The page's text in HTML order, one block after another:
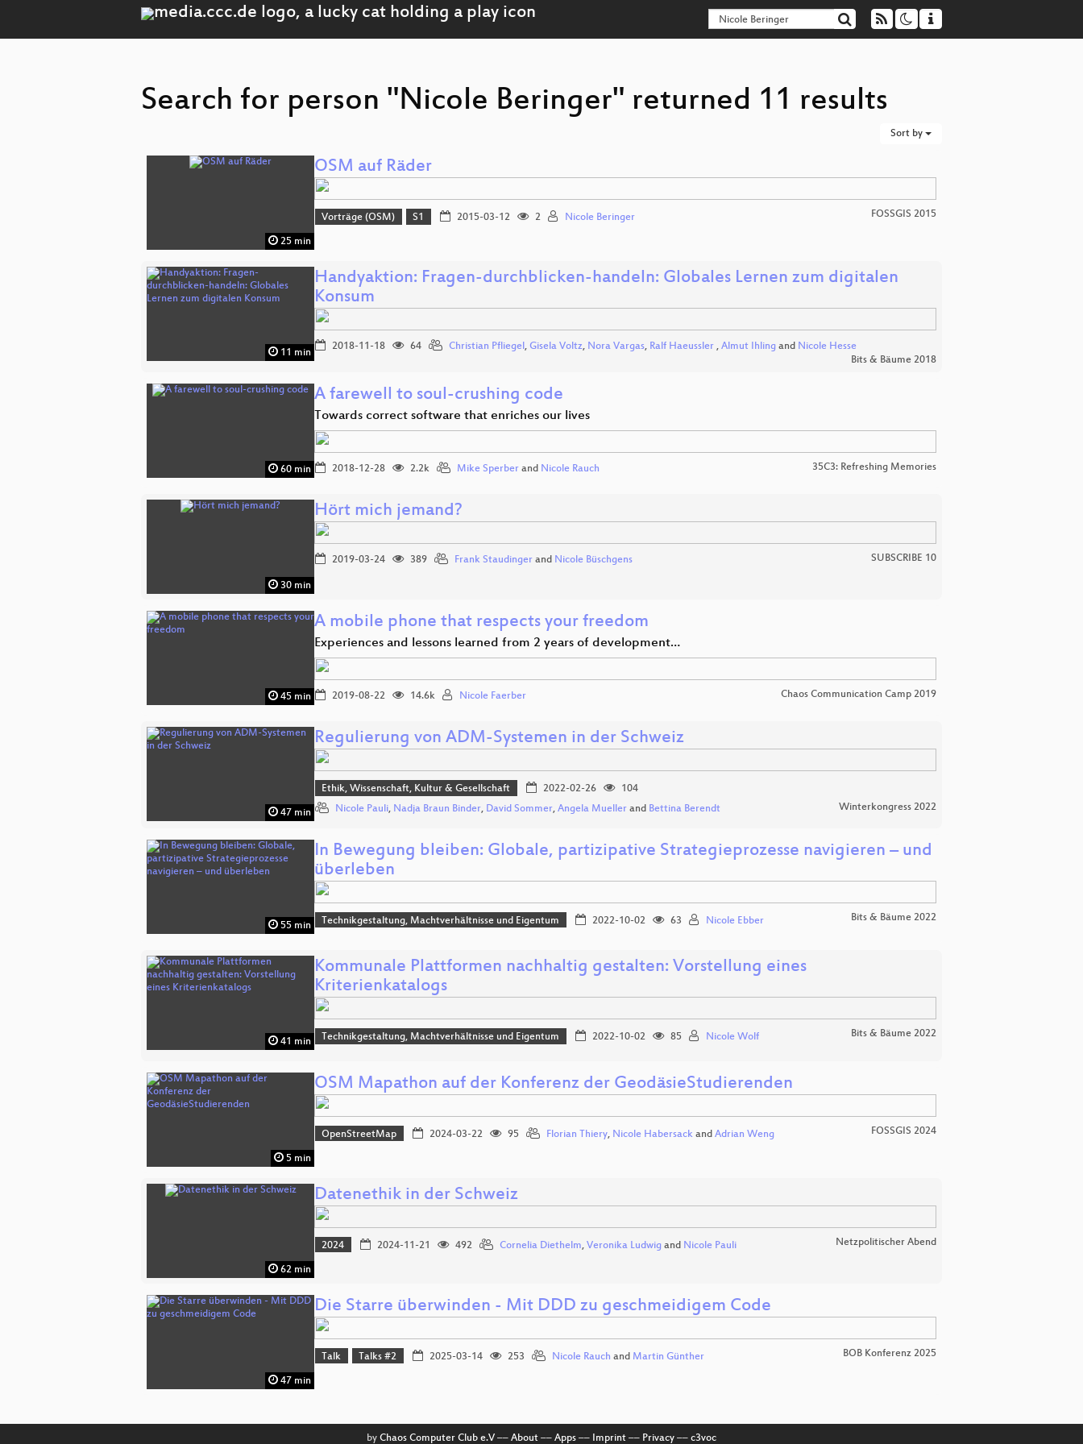
Search for person "Nicole Beringer" returned 11 results
Sort by
25 min
OSM auf Räder
Vorträge (OSM) S1 2015-03-12 2 Nicole Beringer FOSSGIS 2015
11 min
Handyaktion: Fragen-durchblicken-handeln: Globales Lernen zum digitalen
Konsum
2018-11-18 64 Christian Pfliegel, Gisela Voltz, Nora Vargas, Ralf Haeussler , Almut Ihling and Nicole Hesse
Bits & Bäume 2018
60 min
A farewell to soul-crushing code
Towards correct software that enriches our lives
2018-12-28 2.2k Mike Sperber and Nicole Rauch 35C3: Refreshing Memories
30 min
Hört mich jemand?
2019-03-24 389 Frank Staudinger and Nicole Büschgens SUBSCRIBE 10
45 min
A mobile phone that respects your freedom
Experiences and lessons learned from 2 years of development…
2019-08-22 14.6k Nicole Faerber Chaos Communication Camp 2019
47 min
Regulierung von ADM-Systemen in der Schweiz
Ethik, Wissenschaft, Kultur & Gesellschaft 2022-02-26
104
Nicole Pauli, Nadja Braun Binder, David Sommer, Angela Mueller and Bettina Berendt Winterkongress 2022
55 min
In Bewegung bleiben: Globale, partizipative Strategieprozesse navigieren – und
überleben
Technikgestaltung, Machtverhältnisse und Eigentum 2022-10-02 63 Nicole Ebber Bits & Bäume 2022
41 min
Kommunale Plattformen nachhaltig gestalten: Vorstellung eines
Kriterienkatalogs
Technikgestaltung, Machtverhältnisse und Eigentum 2022-10-02 85 Nicole Wolf Bits & Bäume 2022
5 min
OSM Mapathon auf der Konferenz der GeodäsieStudierenden
OpenStreetMap 2024-03-22 95 Florian Thiery, Nicole Habersackand Adrian Weng FOSSGIS 2024
62 min
Datenethik in der Schweiz
2024 2024-11-21 492 Cornelia Diethelm, Veronika Ludwigand Nicole Pauli Netzpolitischer Abend
47 min
Die Starre überwinden - Mit DDD zu geschmeidigem Code
Talk Talks #2 2025-03-14 253 Nicole Rauch and Martin Günther BOB Konferenz 2025
by Chaos Computer Club e.V –– About –– Apps –– Imprint –– Privacy –– c3voc